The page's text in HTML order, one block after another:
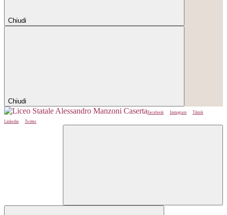
Chiudi
Chiudi
Facebook Instagram
Tiktok
Linkedin
Twitter